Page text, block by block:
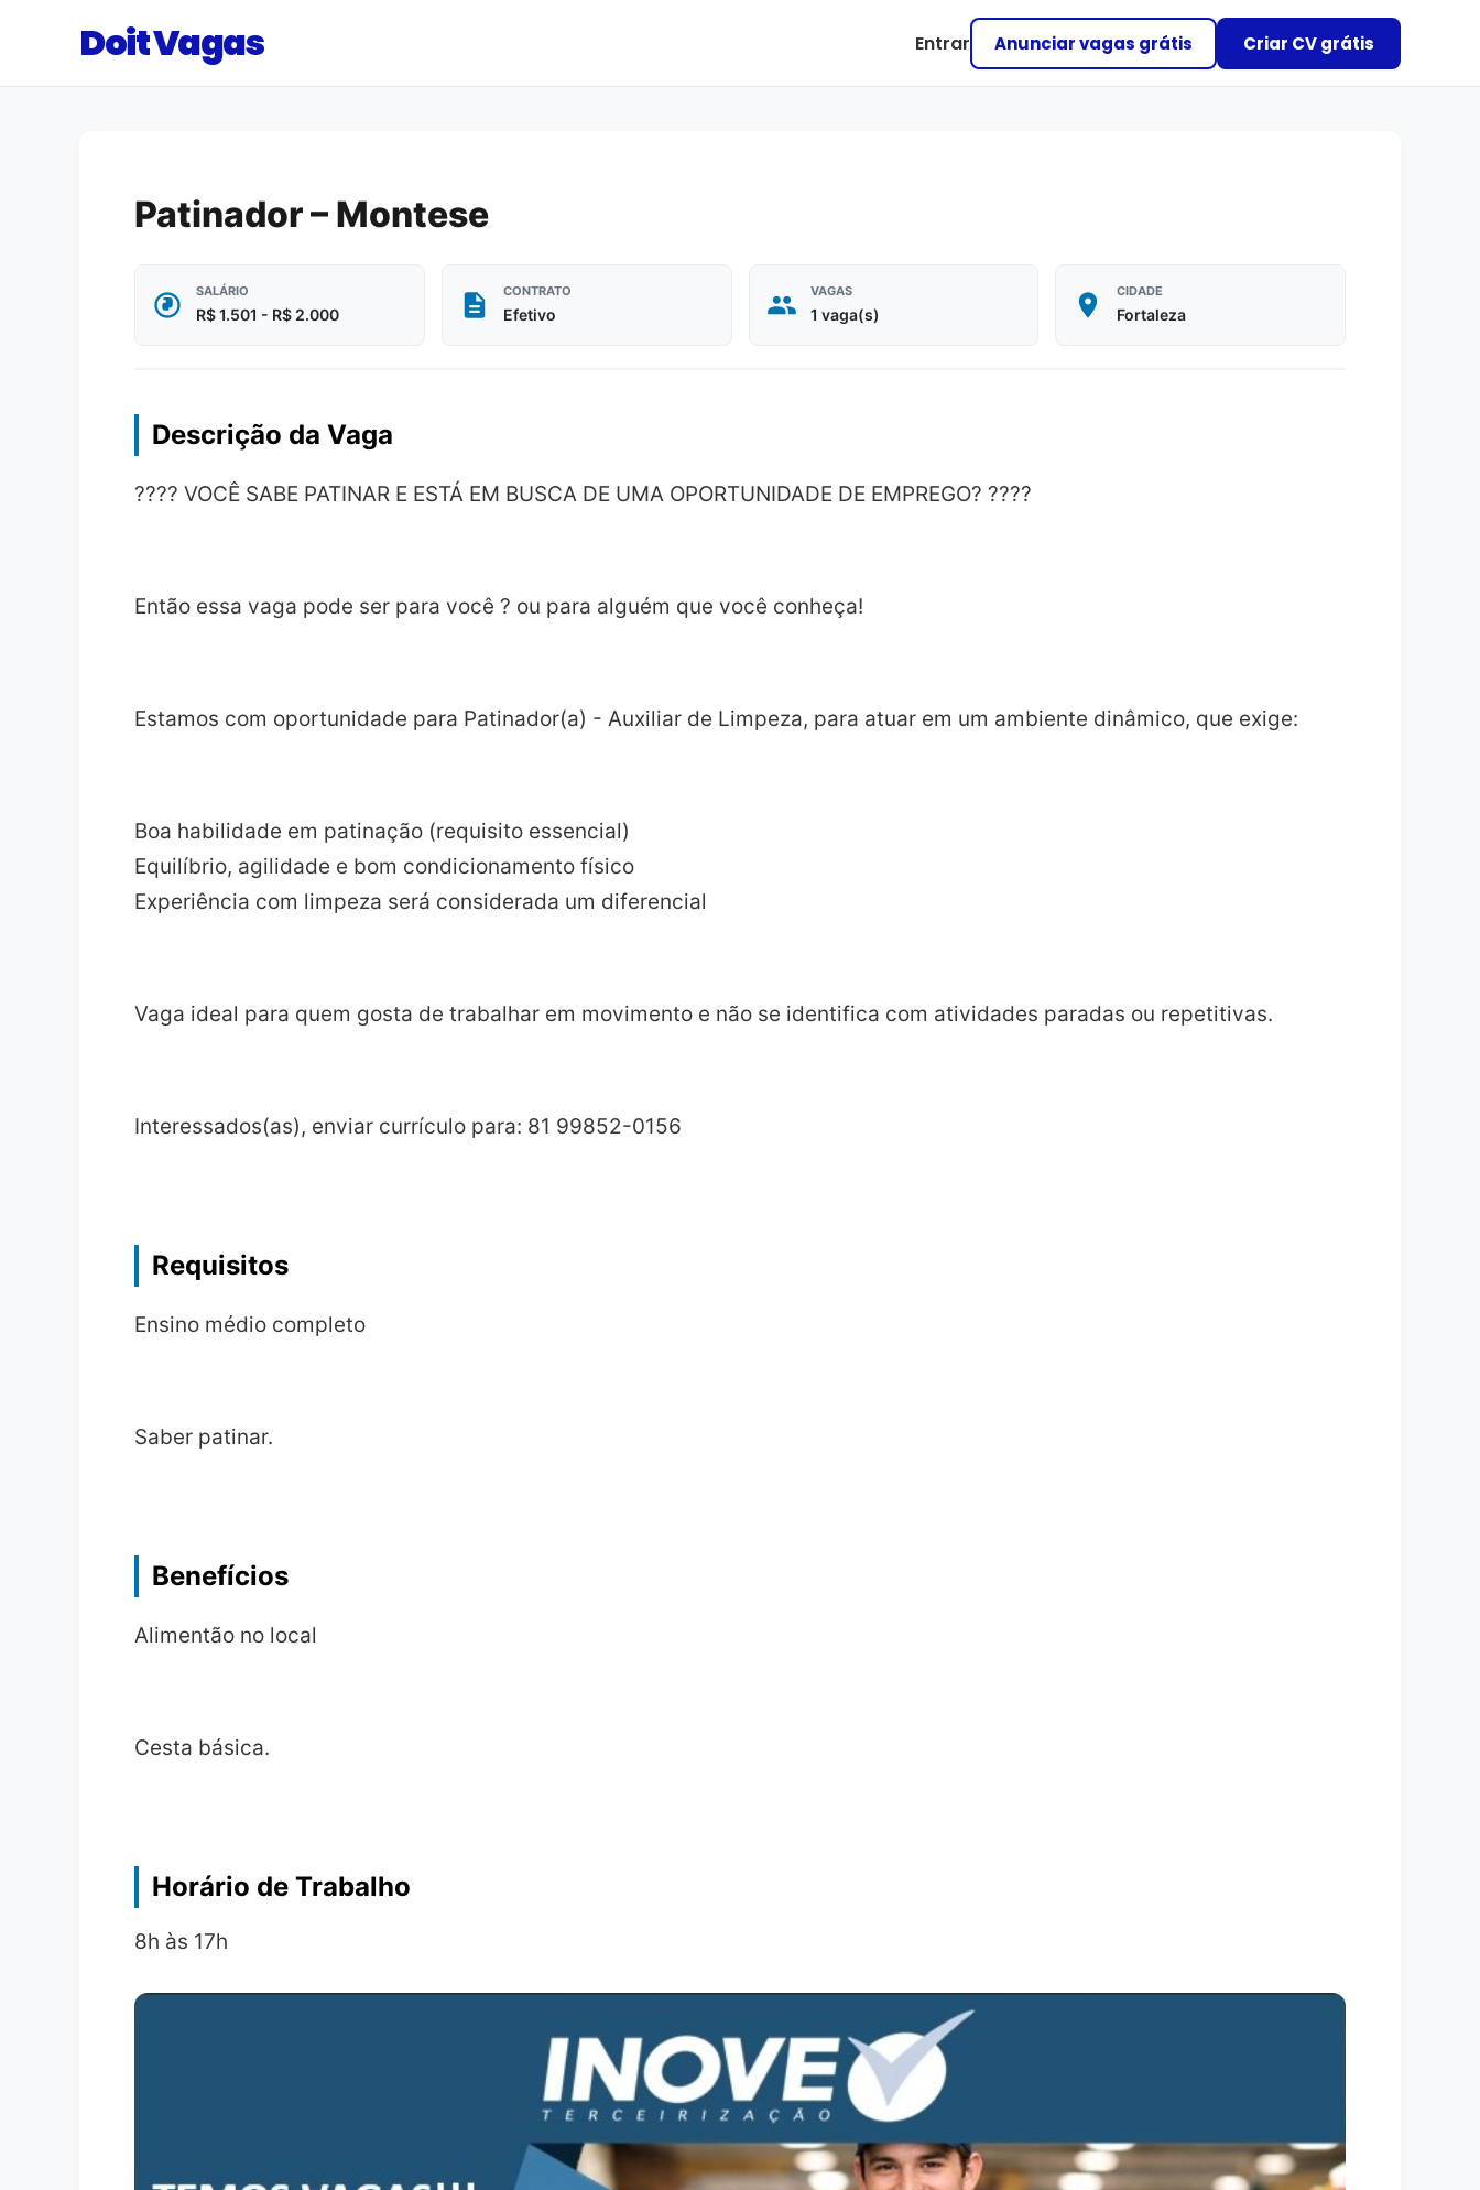
Doit Vagas Entrar Anunciar vagas grátis Criar CV grátis
Patinador – Montese
SALÁRIO
R$ 1.501 - R$ 2.000
CONTRATO
Efetivo
VAGAS
1 vaga(s)
CIDADE
Fortaleza
Descrição da Vaga
???? VOCÊ SABE PATINAR E ESTÁ EM BUSCA DE UMA OPORTUNIDADE DE EMPREGO? ????
Então essa vaga pode ser para você ? ou para alguém que você conheça!
Estamos com oportunidade para Patinador(a) - Auxiliar de Limpeza, para atuar em um ambiente dinâmico, que exige:
Boa habilidade em patinação (requisito essencial)
Equilíbrio, agilidade e bom condicionamento físico
Experiência com limpeza será considerada um diferencial
Vaga ideal para quem gosta de trabalhar em movimento e não se identifica com atividades paradas ou repetitivas.
Interessados(as), enviar currículo para: 81 99852-0156
Requisitos
Ensino médio completo
Saber patinar.
Benefícios
Alimentão no local
Cesta básica.
Horário de Trabalho
8h às 17h